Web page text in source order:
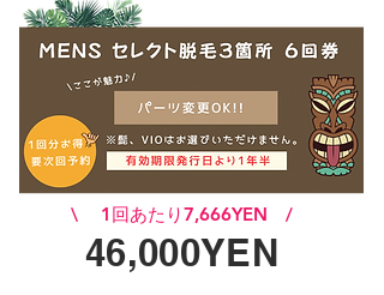
\ 1回あたり7,666YEN /
46,000YEN